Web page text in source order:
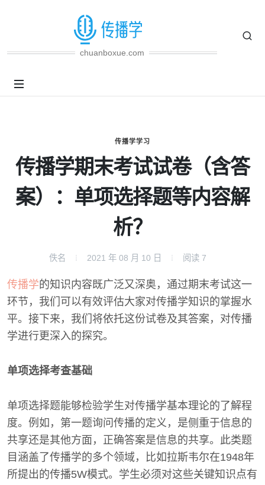
chuanboxue.com
传播学学习
传播学期末考试试卷（含答
案）：单项选择题等内容解
析？
佚名 2021 年 08 月 10 日 阅读 7
传播学的知识内容既广泛又深奥，通过期末考试这一
环节，我们可以有效评估大家对传播学知识的掌握水
平。接下来，我们将依托这份试卷及其答案，对传播
学进行更深入的探究。
单项选择考查基础
单项选择题能够检验学生对传播学基本理论的了解程
度。例如，第一题询问传播的定义，是侧重于信息的
共享还是其他方面，正确答案是信息的共享。此类题
目涵盖了传播学的多个领域，比如拉斯韦尔在1948年
所提出的传播5W模式。学生必须对这些关键知识点有